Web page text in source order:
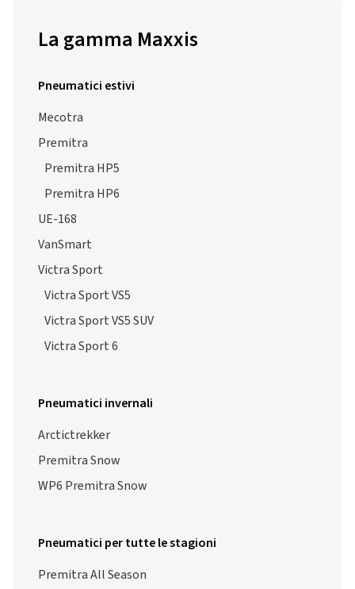
La gamma Maxxis
Pneumatici estivi
Mecotra
Premitra
Premitra HP5
Premitra HP6
UE-168
VanSmart
Victra Sport
Victra Sport VS5
Victra Sport VS5 SUV
Victra Sport 6
Pneumatici invernali
Arctictrekker
Premitra Snow
WP6 Premitra Snow
Pneumatici per tutte le stagioni
Premitra All Season